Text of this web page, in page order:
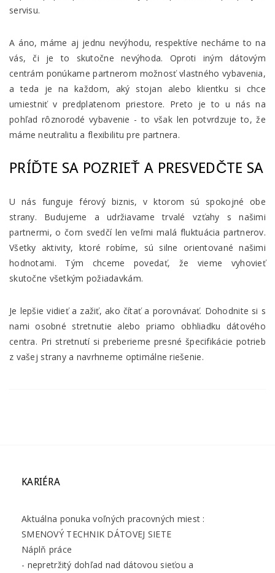
servisu.
A áno, máme aj jednu nevýhodu, respektíve necháme to na
vás, či je to skutočne nevýhoda. Oproti iným dátovým
centrám ponúkame partnerom možnosť vlastného vybavenia,
a teda je na každom, aký stojan alebo klientku si chce
umiestniť v predplatenom priestore. Preto je to u nás na
pohľad rôznorodé vybavenie - to však len potvrdzuje to, že
máme neutralitu a flexibilitu pre partnera.
PRÍĎTE SA POZRIEŤ A PRESVEDČTE SA
U nás funguje férový biznis, v ktorom sú spokojné obe
strany. Budujeme a udržiavame trvalé vzťahy s našimi
partnermi, o čom svedčí len veľmi malá fluktuácia partnerov.
Všetky aktivity, ktoré robíme, sú silne orientované našimi
hodnotami. Tým chceme povedať, že vieme vyhovieť
skutočne všetkým požiadavkám.
Je lepšie vidieť a zažiť, ako čítať a porovnávať. Dohodnite si s
nami osobné stretnutie alebo priamo obhliadku dátového
centra. Pri stretnutí si preberieme presné špecifikácie potrieb
z vašej strany a navrhneme optimálne riešenie.
KARIÉRA
Aktuálna ponuka voľných pracovných miest :
SMENOVÝ TECHNIK DÁTOVEJ SIETE
Náplň práce
- nepretržitý dohľad nad dátovou sieťou a